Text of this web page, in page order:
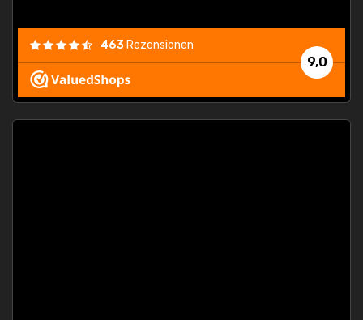
9,0
463 Rezensionen